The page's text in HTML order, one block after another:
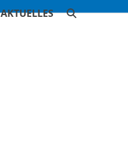
AKTUELLES